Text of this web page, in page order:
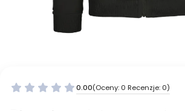
0.00(Oceny: 0 Recenzje: 0)